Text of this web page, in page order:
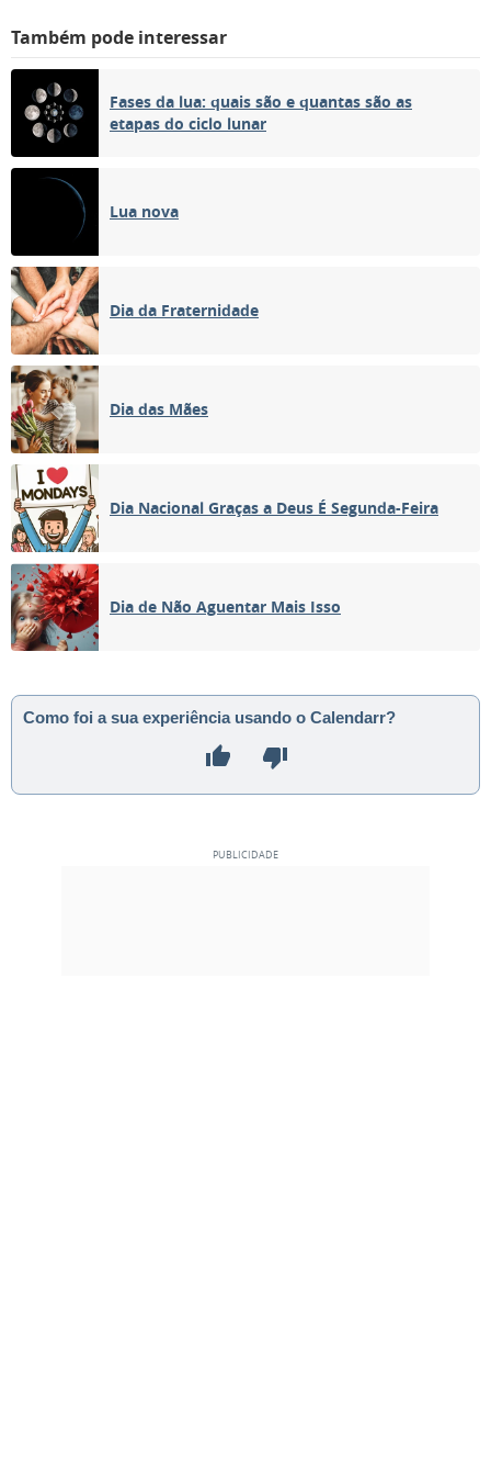
Também pode interessar
Fases da lua: quais são e quantas são as
etapas do ciclo lunar
Lua nova
Dia da Fraternidade
Dia das Mães
Dia Nacional Graças a Deus É Segunda-Feira
Dia de Não Aguentar Mais Isso
Como foi a sua experiência usando o Calendarr?